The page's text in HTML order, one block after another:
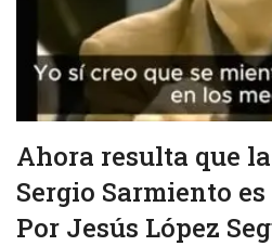
Ahora resulta que
Sergio Sarmiento es
Por Jesús López